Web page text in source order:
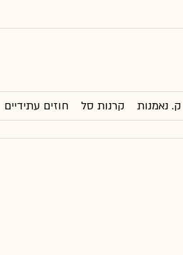
ק. נאמנות קרנות סל חוזים עתידיים